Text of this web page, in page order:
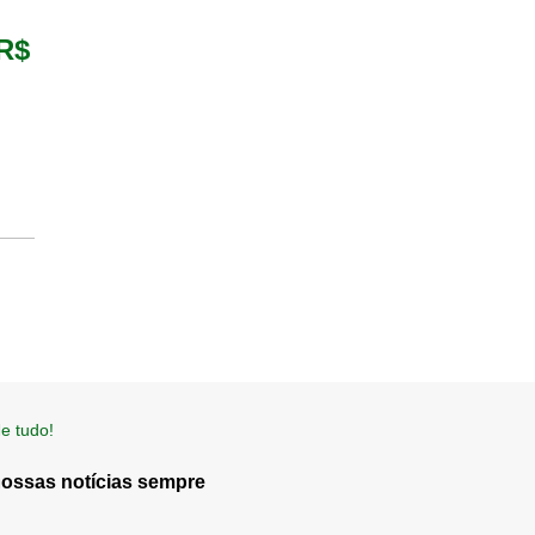
tudo!
notícias sempre